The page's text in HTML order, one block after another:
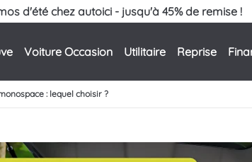
d'été chez autoici - jusqu'à 45% de remise !
Voiture Occasion Utilitaire Reprise
: lequel choisir ?